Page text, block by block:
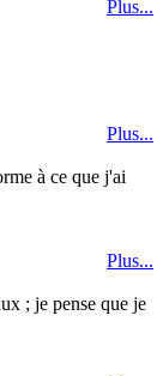
Plus...
Plus...
à ce que j'ai
Plus...
; je pense que je